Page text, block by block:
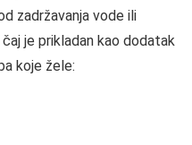
zadržavanja vode ili
je prikladan kao dodatak
koje žele: